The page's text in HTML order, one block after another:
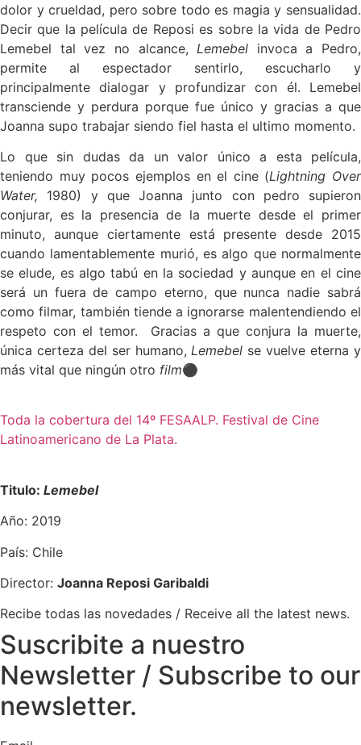
dolor y crueldad, pero sobre todo es magia y sensualidad.
Decir que la película de Reposi es sobre la vida de Pedro
Lemebel tal vez no alcance, Lemebel invoca a Pedro,
permite al espectador sentirlo, escucharlo y
principalmente dialogar y profundizar con él. Lemebel
transciende y perdura porque fue único y gracias a que
Joanna supo trabajar siendo fiel hasta el ultimo momento.
Lo que sin dudas da un valor único a esta película,
teniendo muy pocos ejemplos en el cine (Lightning Over
Water, 1980) y que Joanna junto con pedro supieron
conjurar, es la presencia de la muerte desde el primer
minuto, aunque ciertamente está presente desde 2015
cuando lamentablemente murió, es algo que normalmente
se elude, es algo tabú en la sociedad y aunque en el cine
será un fuera de campo eterno, que nunca nadie sabrá
como filmar, también tiende a ignorarse malentendiendo el
respeto con el temor. Gracias a que conjura la muerte,
única certeza del ser humano, Lemebel se vuelve eterna y
más vital que ningún otro film⚫
Toda la cobertura del 14º FESAALP. Festival de Cine
Latinoamericano de La Plata.
Titulo: Lemebel
Año: 2019
País: Chile
Director: Joanna Reposi Garibaldi
Recibe todas las novedades / Receive all the latest news.
Suscribite a nuestro
Newsletter / Subscribe to our
newsletter.